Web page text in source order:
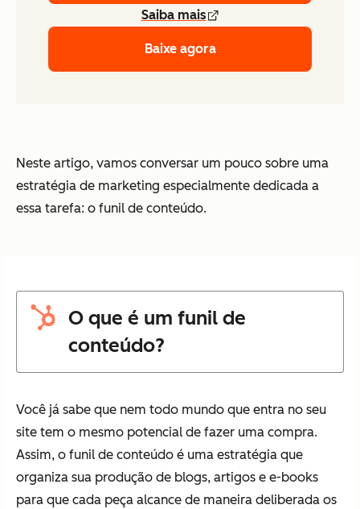
Saiba mais
Baixe agora
Neste artigo, vamos conversar um pouco sobre uma
estratégia de marketing especialmente dedicada a
essa tarefa: o funil de conteúdo.
O que é um funil de
conteúdo?
Você já sabe que nem todo mundo que entra no seu
site tem o mesmo potencial de fazer uma compra.
Assim, o funil de conteúdo é uma estratégia que
organiza sua produção de blogs, artigos e e-books
para que cada peça alcance de maneira deliberada os